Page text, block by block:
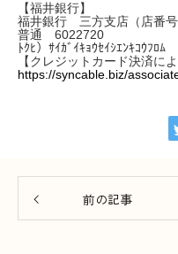
【福井銀行】
福井銀行 三方支店（店番号
普通 6022720
ﾄｸﾋ）ｻｲｶﾞｲｷｮｳｾｲｼｴﾝｷｺｳﾌﾛﾑ
【クレジットカード決済に
https://syncable.biz/
前の記事